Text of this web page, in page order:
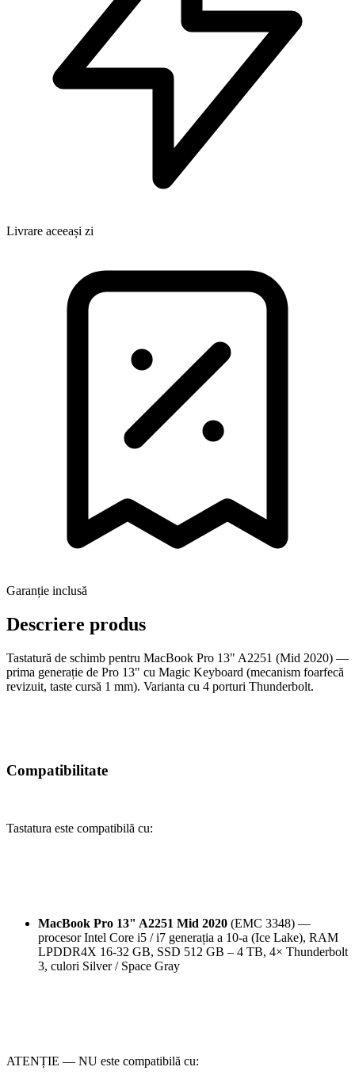
Livrare aceeași zi
Garanție inclusă
Descriere produs
Tastatură de schimb pentru MacBook Pro 13" A2251 (Mid 2020) —
prima generație de Pro 13" cu Magic Keyboard (mecanism foarfecă
revizuit, taste cursă 1 mm). Varianta cu 4 porturi Thunderbolt.
Compatibilitate
Tastatura este compatibilă cu:
MacBook Pro 13" A2251 Mid 2020 (EMC 3348) —
procesor Intel Core i5 / i7 generația a 10-a (Ice Lake), RAM
LPDDR4X 16-32 GB, SSD 512 GB – 4 TB, 4× Thunderbolt
3, culori Silver / Space Gray
ATENȚIE — NU este compatibilă cu: